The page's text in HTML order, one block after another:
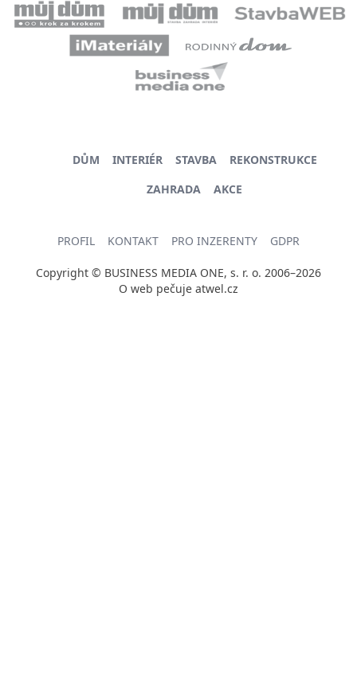
DŮM INTERIÉR STAVBA
REKONSTRUKCE
ZAHRADA
AKCE
PROFIL KONTAKT PRO INZERENTY GDPR
Copyright © BUSINESS MEDIA ONE, s. r. o. 2006–2026